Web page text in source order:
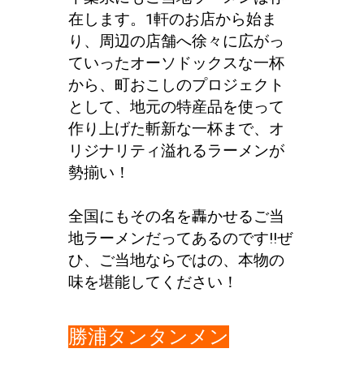
在します。1軒のお店から始ま
り、周辺の店舗へ徐々に広がっ
ていったオーソドックスな一杯
から、町おこしのプロジェクト
として、地元の特産品を使って
作り上げた斬新な一杯まで、オ
リジナリティ溢れるラーメンが
勢揃い！
全国にもその名を轟かせるご当
地ラーメンだってあるのです!!ぜ
ひ、ご当地ならではの、本物の
味を堪能してください！
勝浦タンタンメン